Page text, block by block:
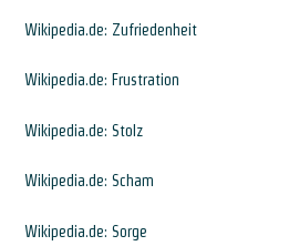
Wikipedia.de: Zufriedenheit
Wikipedia.de: Frustration
Wikipedia.de: Stolz
Wikipedia.de: Scham
Wikipedia.de: Sorge